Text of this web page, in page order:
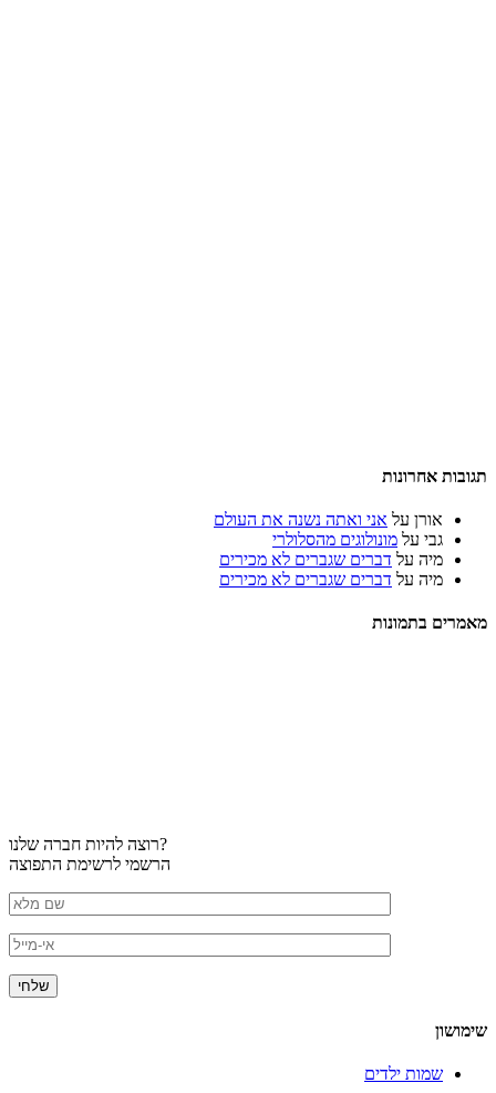
תגובות אחרונות
אורן על אני ואתה נשנה את העולם
גבי על מונולוגים מהסלולרי
מיה על דברים שגברים לא מכירים
מיה על דברים שגברים לא מכירים
מאמרים בתמונות
רוצה להיות חברה שלנו?
הרשמי לרשימת התפוצה
שימושון
שמות ילדים